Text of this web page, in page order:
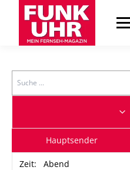
Search
Hauptsender
Zeit: Abend